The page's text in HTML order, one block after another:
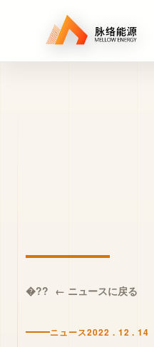
← ニュースに戻る
ニュース2022 . 12 . 14